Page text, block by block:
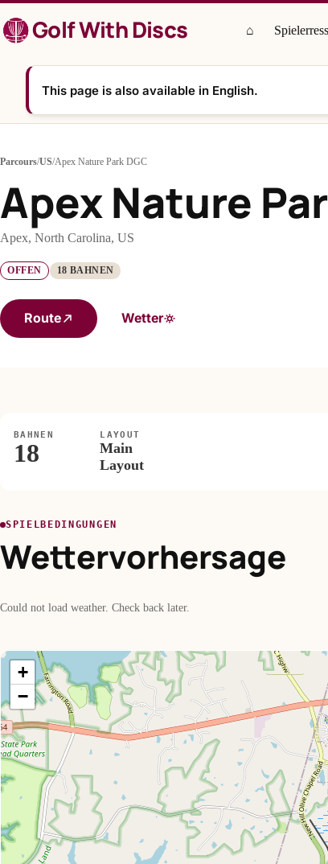
Inhalt
springenGolf With Discs ⌂
This page is also available in English.
Parcours/US/Apex Nature Park DGC
Apex Nature
Apex, North Carolina, US
OFFEN 18 BAHNEN
Route Wetter
BAHNEN
18
LAYOUT
Main
Layout
SPIELBEDINGUNGEN
Wettervorhersage
Could not load weather. Check back later.
+
−